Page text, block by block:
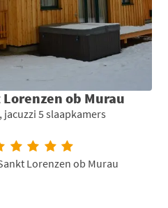
ob Murau
5 slaapkamers
Lorenzen ob Murau